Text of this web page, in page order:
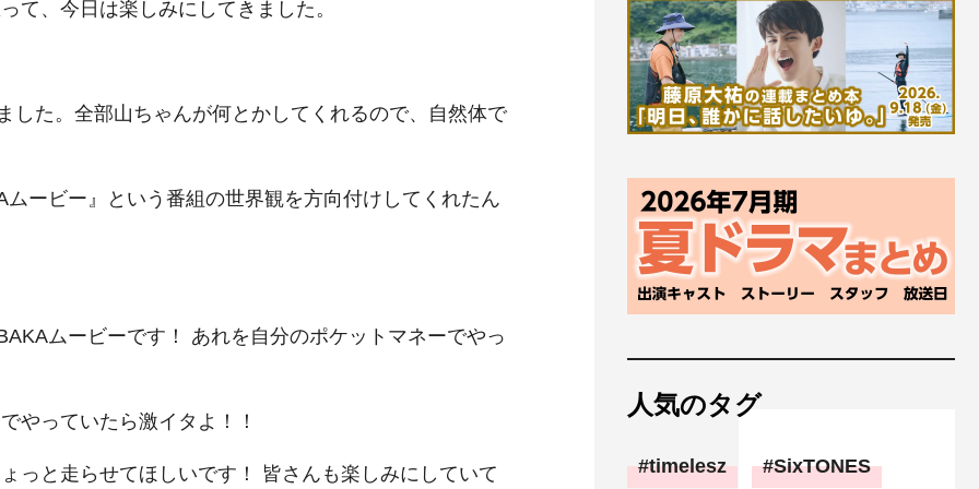
て、今日は楽しみにしてきました。
した。全部山ちゃんが何とかしてくれるので、自然体で
ービー』という番組の世界観を方向付けしてくれたん
ムービーです！ あれを自分のポケットマネーでやっ
やっていたら激イタよ！！
っと走らせてほしいです！ 皆さんも楽しみにしていて
人気のタグ
timelesz SixTONES